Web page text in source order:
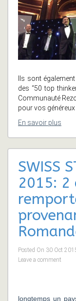
Ils sont
des “50 top
Communauté
pour vos
En savoir plus
SWISS
2015: 2
Posted On 30 Oct
Leave a comment
longtemps un